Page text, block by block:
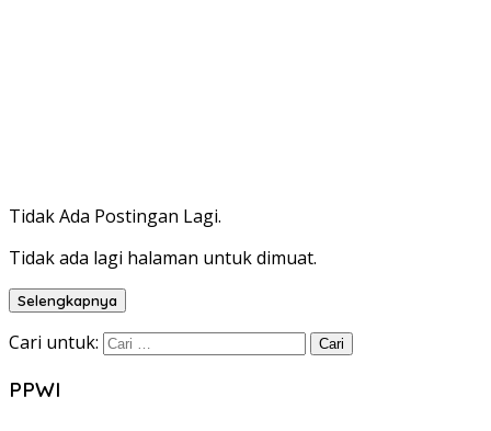
Tidak Ada Postingan Lagi.
Tidak ada lagi halaman untuk dimuat.
Selengkapnya
Cari untuk:
PPWI